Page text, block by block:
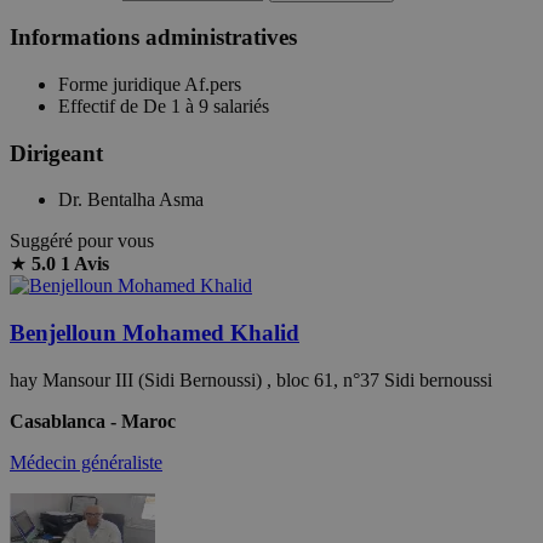
Informations administratives
Forme juridique Af.pers
Effectif de De 1 à 9 salariés
Dirigeant
Dr. Bentalha Asma
Suggéré pour vous
★ 5.0 1 Avis
Benjelloun Mohamed Khalid
hay Mansour III (Sidi Bernoussi) , bloc 61, n°37 Sidi bernoussi
Casablanca - Maroc
Médecin généraliste